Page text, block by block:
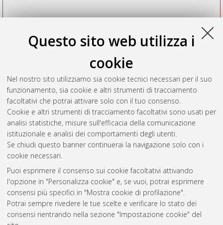
Questo sito web utilizza i
cookie
Nel nostro sito utilizziamo sia cookie tecnici necessari per il suo
funzionamento, sia cookie e altri strumenti di tracciamento
facoltativi che potrai attivare solo con il tuo consenso.
Cookie e altri strumenti di tracciamento facoltativi sono usati per
analisi statistiche, misure sull'efficacia della comunicazione
istituzionale e analisi dei comportamenti degli utenti.
Se chiudi questo banner continuerai la navigazione solo con i
cookie necessari.
Puoi esprimere il consenso sui cookie facoltativi attivando
l'opzione in "Personalizza cookie" e, se vuoi, potrai esprimere
consensi più specifici in "Mostra cookie di profilazione".
Potrai sempre rivedere le tue scelte e verificare lo stato dei
consensi rientrando nella sezione "Impostazione cookie" del
Vedi altre statistiche
Gestione del documento:
Atom
Rss
AMS Acta
ISSN: 2038-7954
re3data.org -
doi.org/10.17616/R3P19R
Servizio implementato e